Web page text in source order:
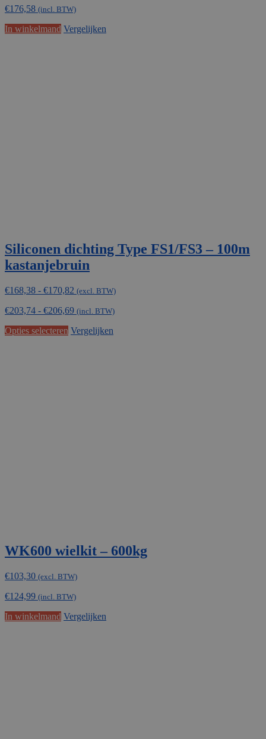
€176,58 (incl. BTW)
In winkelmand Vergelijken
Siliconen dichting Type FS1/FS3 – 100m
kastanjebruin
€168,38 - €170,82 Prijsklasse:
tot
(excl. BTW)
€203,74 - €206,69 (incl. BTW)
Opties selecteren Dit
Vergelijken
WK600 wielkit – 600kg
€103,30 (excl. BTW)
€124,99 (incl. BTW)
In winkelmand Vergelijken